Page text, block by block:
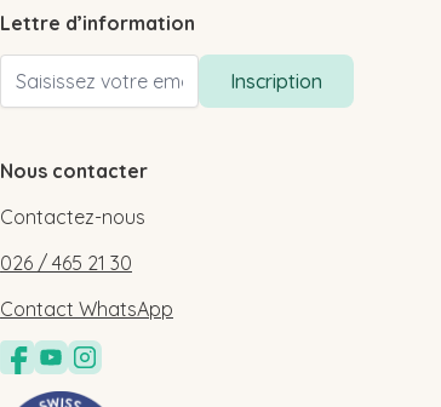
Lettre d’information
Adresse email
Inscription
Nous contacter
Contactez-nous
026 / 465 21 30
Contact WhatsApp